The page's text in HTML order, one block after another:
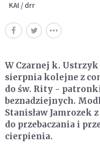
KAI / drr
W Czarnej k. Ustrzyk
sierpnia kolejne z
do św. Rity -
beznadziejnych.
Stanisław Jamrozek
do przebaczania i
cierpienia.